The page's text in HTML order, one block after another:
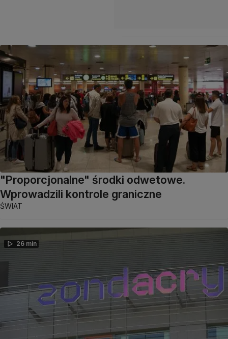
"Proporcjonalne" środki odwetowe.
Wprowadzili kontrole graniczne
ŚWIAT
26 min